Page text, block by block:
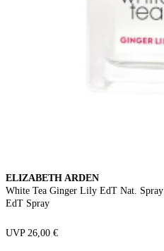
ELIZABETH ARDEN
White Tea Ginger Lily EdT Nat. Spray
EdT Spray
UVP 26,00 €